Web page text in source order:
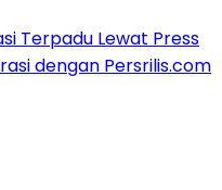
Terpadu Lewat Press
dengan Persrilis.com